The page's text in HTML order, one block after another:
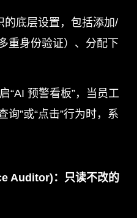
的底层设置，包括添加/
重身份验证）、分配下
“AI 预警看板”，当员工
询”或“点击”行为时，系
Auditor)：只读不改的